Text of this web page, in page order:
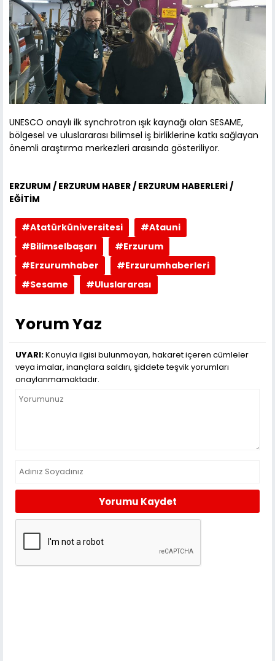
UNESCO onaylı ilk synchrotron ışık kaynağı olan SESAME,
bölgesel ve uluslararası bilimsel iş birliklerine katkı sağlayan
önemli araştırma merkezleri arasında gösteriliyor.
ERZURUM / ERZURUM HABER / ERZURUM HABERLERİ /
EĞİTİM
#Atatürküniversitesi
#Atauni
#Bilimselbaşarı
#Erzurum
#Erzurumhaber
#Erzurumhaberleri
#Sesame
#Uluslararası
Yorum Yaz
UYARI:Konuyla ilgisi bulunmayan, hakaret içeren cümleler
veya imalar, inançlara saldırı, şiddete teşvik yorumları
onaylanmamaktadır.
Yorumu Kaydet